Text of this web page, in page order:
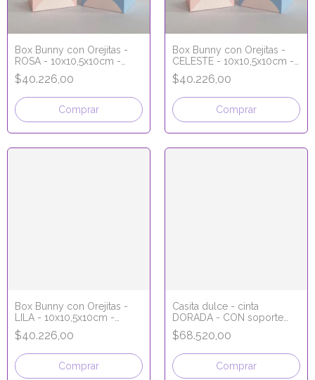
Box Bunny con Orejitas -
ROSA - 10x10,5x10cm -
Soporte para huevo entero
$40.226,00
Comprar
Box Bunny con Orejitas -
CELESTE - 10x10,5x10cm -
Soporte para huevo entero
$40.226,00
Comprar
Box Bunny con Orejitas -
LILA - 10x10,5x10cm -
Soporte para huevo entero
$40.226,00
Comprar
Casita dulce - cinta
DORADA - CON soporte
para 2 huevos enteros -
15x10x9 cm
$68.520,00
Comprar